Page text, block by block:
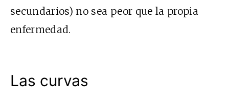
secundarios) no sea peor que la propia
enfermedad.
Las curvas